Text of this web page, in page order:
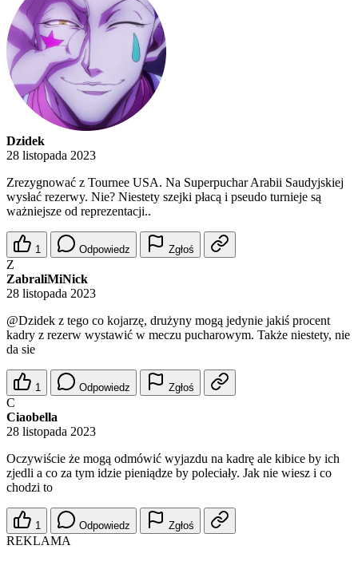
Dzidek
28 listopada 2023
Zrezygnować z Tournee USA. Na Superpuchar Arabii Saudyjskiej
wysłać rezerwy. Nie? Niestety szejki płacą i pseudo turnieje są
ważniejsze od reprezentacji..
1 Odpowiedz Zgłoś
Z
ZabraliMiNick
28 listopada 2023
@Dzidek z tego co kojarzę, drużyny mogą jedynie jakiś procent
kadry z rezerw wystawić w meczu pucharowym. Także niestety, nie
da sie
1 Odpowiedz Zgłoś
C
Ciaobella
28 listopada 2023
Oczywiście że mogą odmówić wyjazdu na kadrę ale kibice by ich
zjedli a co za tym idzie pieniądze by poleciały. Jak nie wiesz i co
chodzi to
1 Odpowiedz Zgłoś
REKLAMA